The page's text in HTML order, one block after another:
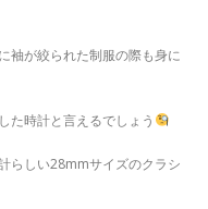
袖が絞られた制服の際も身に
た時計と言えるでしょう
らしい28mmサイズのクラシ